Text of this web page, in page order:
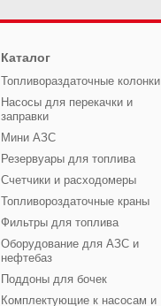
Каталог
Топливораздаточные колонки
Насосы для перекачки и
заправки
Мини АЗС
Резервуары для топлива
Счетчики и расходомеры
Топливороздаточные краны
Фильтры для топлива
Оборудование для АЗС и
нефтебаз
Поддоны для бочек
Комплектующие к насосам и